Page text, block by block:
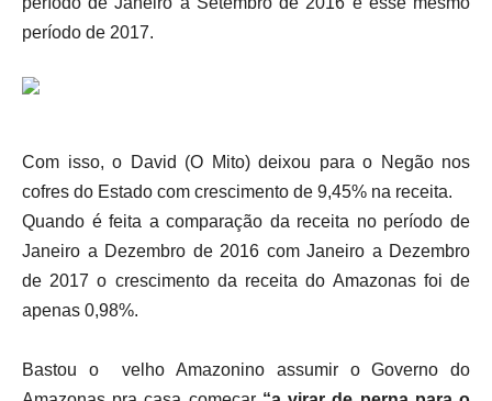
período de 2017.
Com isso, o David (O Mito) deixou para o Negão nos
cofres do Estado com crescimento de 9,45% na receita.
Quando é feita a comparação da receita no período de
Janeiro a Dezembro de 2016 com Janeiro a Dezembro
de 2017 o crescimento da receita do Amazonas foi de
apenas 0,98%.
Bastou o velho Amazonino assumir o Governo do